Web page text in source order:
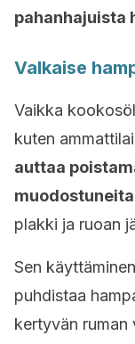
pahanhajuista
Valkaise
Vaikka
kuten
auttaa
plakki ja ruoan
Sen
puhdistaa
kertyvän ruman